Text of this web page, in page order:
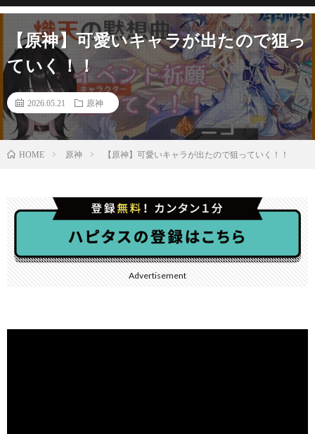
【原神】可愛いキャラが出たので狙っ
ていく！！
2026.05.21 原神
HOME 原神 【原神】可愛いキャラが出たので狙っていく！！
Advertisement